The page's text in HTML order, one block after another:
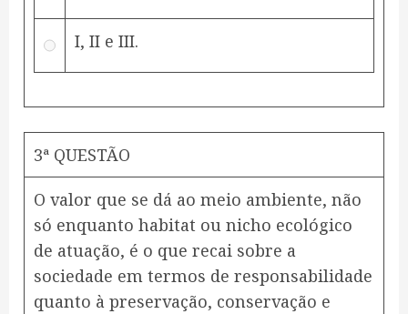
I, II e III.
3ª QUESTÃO
O valor que se dá ao meio ambiente, não
só enquanto habitat ou nicho ecológico
de atuação, é o que recai sobre a
sociedade em termos de responsabilidade
quanto à preservação, conservação e